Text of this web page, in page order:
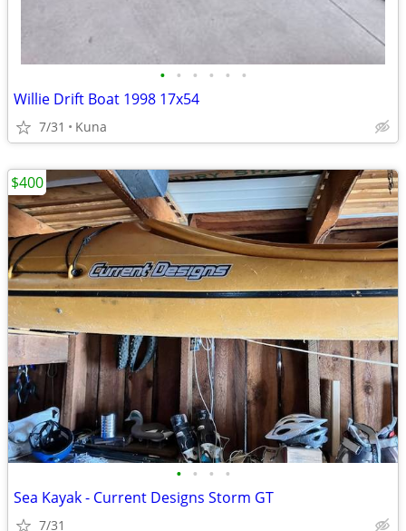
• • • • • •
Willie Drift Boat 1998 17x54
7/31 Kuna
• • • •
Sea Kayak - Current Designs Storm GT
7/31
$400